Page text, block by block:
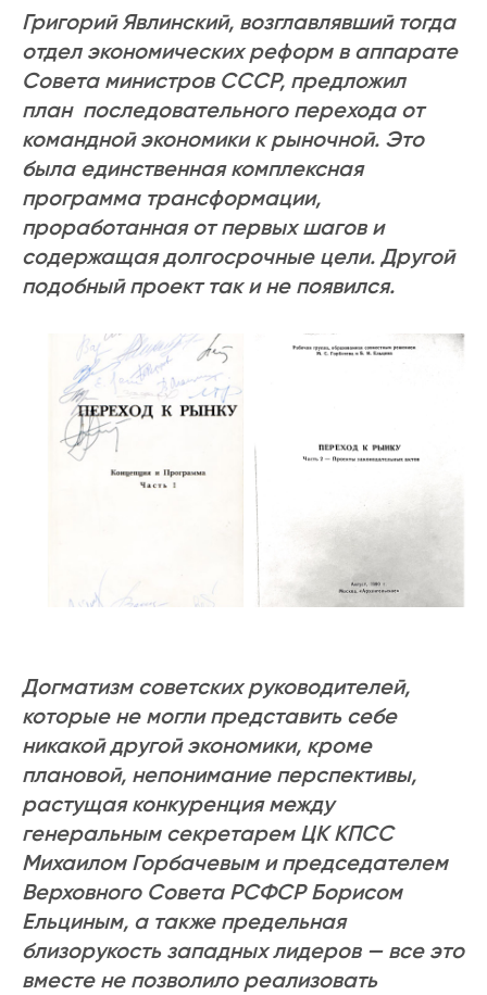
Григорий Явлинский, возглавлявший тогда
отдел экономических реформ в аппарате
Совета министров СССР, предложил
план последовательного перехода от
командной экономики к рыночной. Это
была единственная комплексная
программа трансформации,
проработанная от первых шагов и
содержащая долгосрочные цели. Другой
подобный проект так и не появился.
Догматизм советских руководителей,
которые не могли представить себе
никакой другой экономики, кроме
плановой, непонимание перспективы,
растущая конкуренция между
генеральным секретарем ЦК КПСС
Михаилом Горбачевым и председателем
Верховного Совета РСФСР Борисом
Ельциным, а также предельная
близорукость западных лидеров — все это
вместе не позволило реализовать